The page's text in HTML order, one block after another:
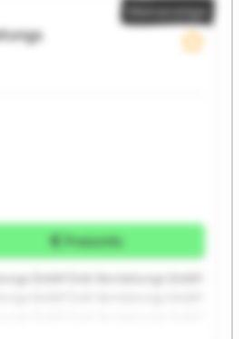
Kleinanzeige
Preisinfo
GmbH Smk Vermietungs GmbH